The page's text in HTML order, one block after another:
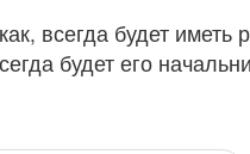
всегда будет иметь
будет его